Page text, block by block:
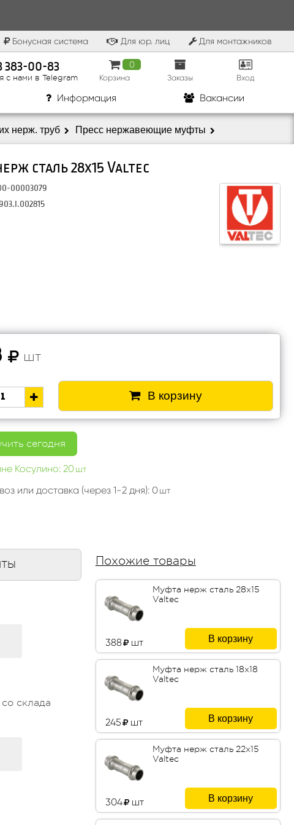
Для монтажников
Для юр. лиц
Бонусная система
383-00-83
с нами в Telegram Корзина
0
Заказы Вход
Информация Вакансии
Пресс нержавеющие муфты
нерж. труб
сталь 28х15 Valtec
VALTEC
00003079
шт
В корзину
сегодня
Косулино: 20шт
или доставка (через 1-2 дня): 0шт
склада
Похожие товары
Муфта нерж сталь 28х15
Valtec
388 шт В корзину
Муфта нерж сталь 18х18
Valtec
245 шт В корзину
Муфта нерж сталь 22х15
Valtec
304 шт В корзину